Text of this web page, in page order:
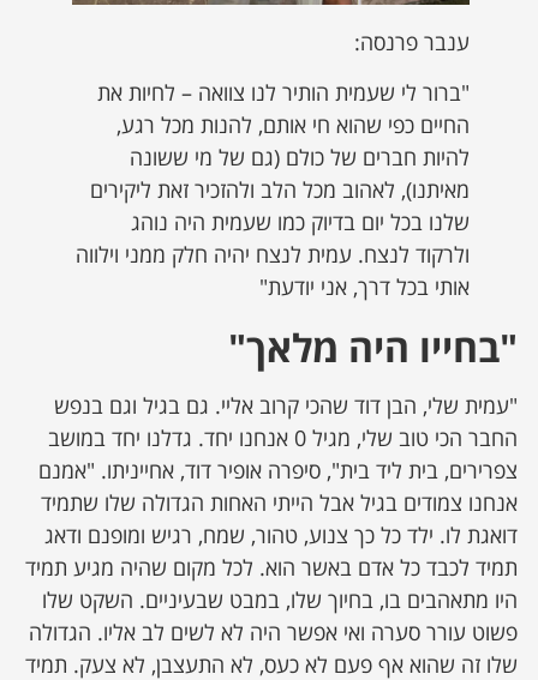
ענבר פרנסה:
"ברור לי שעמית הותיר לנו צוואה – לחיות את
החיים כפי שהוא חי אותם, להנות מכל רגע,
להיות חברים של כולם (גם של מי ששונה
מאיתנו), לאהוב מכל הלב ולהזכיר זאת ליקירים
שלנו בכל יום בדיוק כמו שעמית היה נוהג
ולרקוד לנצח. עמית לנצח יהיה חלק ממני וילווה
אותי בכל דרך, אני יודעת"
"בחייו היה מלאך"
"עמית שלי, הבן דוד שהכי קרוב אליי. גם בגיל וגם בנפש
החבר הכי טוב שלי, מגיל 0 אנחנו יחד. גדלנו יחד במושב
צפרירים, בית ליד בית", סיפרה אופיר דוד, אחייניתו. "אמנם
אנחנו צמודים בגיל אבל הייתי האחות הגדולה שלו שתמיד
דואגת לו. ילד כל כך צנוע, טהור, שמח, רגיש ומופנם ודאג
תמיד לכבד כל אדם באשר הוא. לכל מקום שהיה מגיע תמיד
היו מתאהבים בו, בחיוך שלו, במבט שבעיניים. השקט שלו
פשוט עורר סערה ואי אפשר היה לא לשים לב אליו. הגדולה
שלו זה שהוא אף פעם לא כעס, לא התעצבן, לא צעק. תמיד